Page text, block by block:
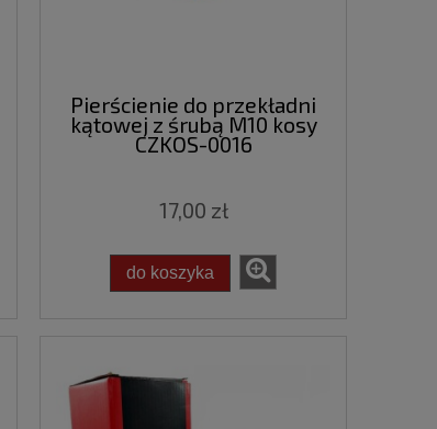
Pierścienie do przekładni
kątowej z śrubą M10 kosy
CZKOS-0016
17,00 zł
do koszyka